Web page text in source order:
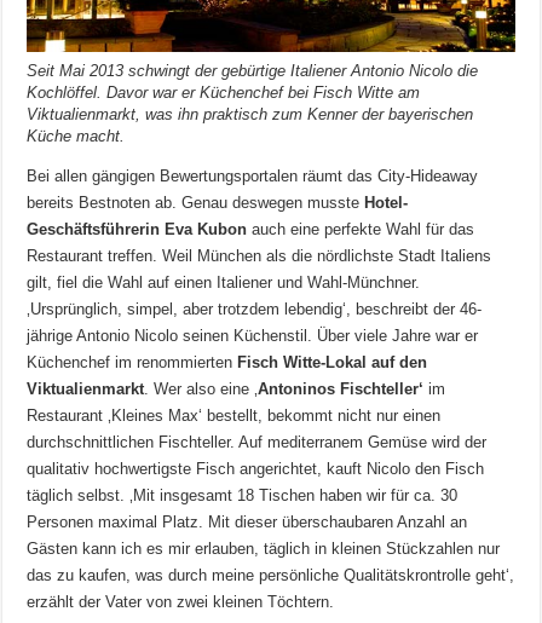
Seit Mai 2013 schwingt der gebürtige Italiener Antonio Nicolo die
Kochlöffel. Davor war er Küchenchef bei Fisch Witte am
Viktualienmarkt, was ihn praktisch zum Kenner der bayerischen
Küche macht.
Bei allen gängigen Bewertungsportalen räumt das City-Hideaway
bereits Bestnoten ab. Genau deswegen musste Hotel-
Geschäftsführerin Eva Kubon auch eine perfekte Wahl für das
Restaurant treffen. Weil München als die nördlichste Stadt Italiens
gilt, fiel die Wahl auf einen Italiener und Wahl-Münchner.
‚Ursprünglich, simpel, aber trotzdem lebendig‘, beschreibt der 46-
jährige Antonio Nicolo seinen Küchenstil. Über viele Jahre war er
Küchenchef im renommierten Fisch Witte-Lokal auf den
Viktualienmarkt . Wer also eine ‚Antoninos Fischteller‘ im
Restaurant ‚Kleines Max‘ bestellt, bekommt nicht nur einen
durchschnittlichen Fischteller. Auf mediterranem Gemüse wird der
qualitativ hochwertigste Fisch angerichtet, kauft Nicolo den Fisch
täglich selbst. ‚Mit insgesamt 18 Tischen haben wir für ca. 30
Personen maximal Platz. Mit dieser überschaubaren Anzahl an
Gästen kann ich es mir erlauben, täglich in kleinen Stückzahlen nur
das zu kaufen, was durch meine persönliche Qualitätskrontrolle geht‘,
erzählt der Vater von zwei kleinen Töchtern.